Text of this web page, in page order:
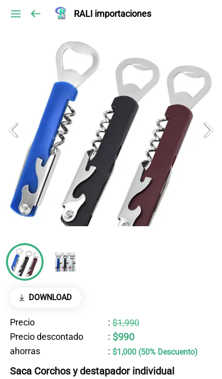
RALI importaciones
DOWNLOAD
Precio : $1,990
Precio descontado
: $990
ahorras : $1,000 (50% Descuento)
Saca Corchos y destapador individual